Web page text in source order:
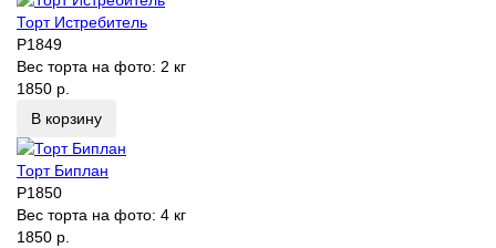
Торт Истребитель
P1849
Вес торта на фото: 2 кг
1850 р.
В корзину
Торт Биплан
P1850
Вес торта на фото: 4 кг
1850 р.